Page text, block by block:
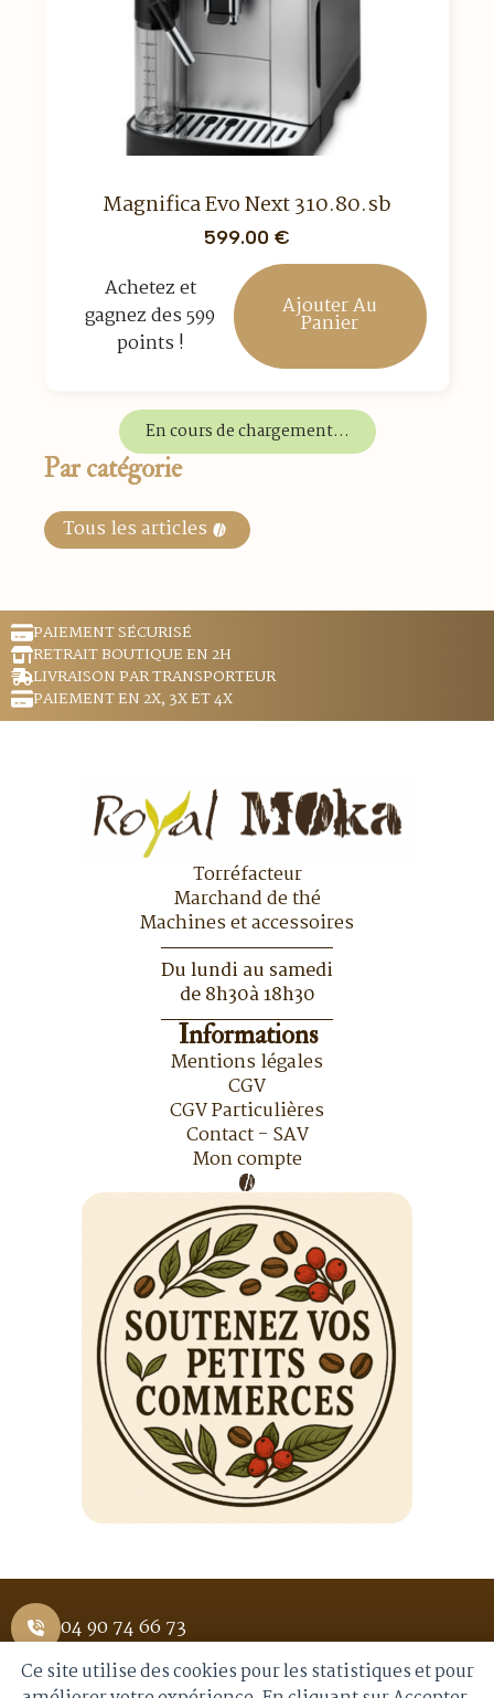
Magnifica Evo Next 310.80.sb
599.00 €
Achetez et
gagnez des 599
points !
Ajouter Au
Panier
Magnifica Start 2252.bg
399.00€
Achetez et
gagnez des 399
points !
Ajouter Au
Panier
Magnifica Start Feb 2220.b
399.00€
Achetez et
gagnez des 399
Panier
Ce site utilise des cookies pour les statistiques et pour